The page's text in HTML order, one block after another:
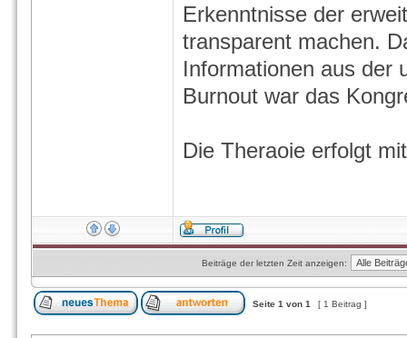
Erkenntnisse der
transparent machen.
Informationen aus der
Burnout war das
Die Theraoie erfolgt
Beiträge der letzten Zeit anzeigen:
Seite 1 von 1 [ 1 Beitrag ]